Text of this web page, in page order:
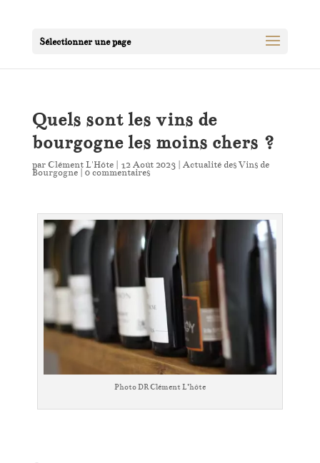
Sélectionner une page
Quels sont les vins de
bourgogne les moins chers ?
parClément L'Hôte| 12 Août 2023| Actualité des Vins de
Bourgogne| 0 commentaires
Photo DR Clément L’hôte